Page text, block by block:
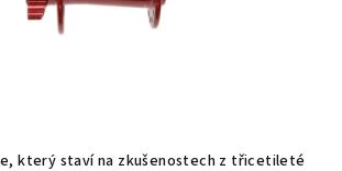
který staví na zkušenostech z třicetileté